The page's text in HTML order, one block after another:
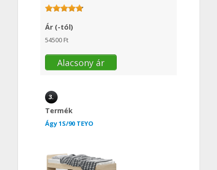
Ár (-tól)
54500 Ft
Alacsony ár
3.
Termék
Ágy 1S/90 TEYO